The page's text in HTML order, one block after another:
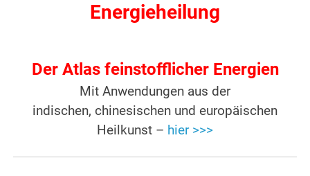
Energieheilung
Der Atlas feinstofflicher Energien
Mit Anwendungen aus der
indischen, chinesischen und europäischen
Heilkunst – hier >>>